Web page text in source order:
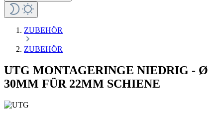
ZUBEHÖR
ZUBEHÖR
UTG MONTAGERINGE NIEDRIG - Ø
30MM FÜR 22MM SCHIENE